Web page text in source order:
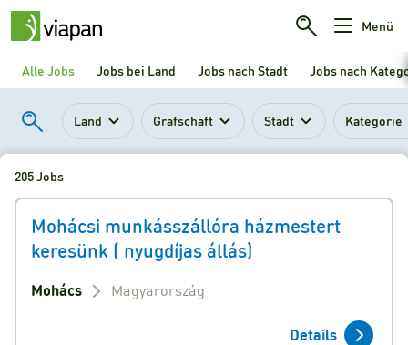
Menü
Alle Jobs Jobs bei Land Jobs nach Stadt Jobs nach
Land Grafschaft Stadt Kategorie
205 Jobs
Mohácsi munkásszállóra házmestert
keresünk ( nyugdíjas állás)
Mohács Magyarország
Details